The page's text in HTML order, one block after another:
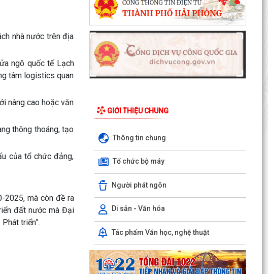
nhà nước trên địa
ngõ quốc tế Lạch
tâm logistics quan
nâng cao hoặc văn
thông thoáng, tạo
của tổ chức đảng,
2025, mà còn đề ra
đất nước mà Đại
triển”.
GIỚI THIỆU CHUNG
Thông tin chung
Tổ chức bộ máy
Người phát ngôn
Di sản - Văn hóa
Tác phẩm Văn học, nghệ thuật
Thông báo kết quả Kỳ họp thứ 4 (Kỳ họp thường
lệ giữa năm 2026) HĐND phường khoá II, nhiệm